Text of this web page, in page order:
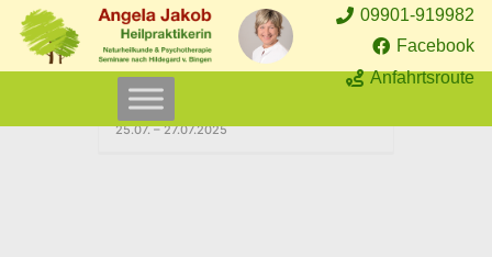
09901-919982
Facebook
Anfahrtsroute
Home
Wochenendseminar
Wochenendseminar: Sehnsucht nach dem
heilen Leben „Die Seele und ihr Zelt“ vom
25.07. – 27.07.2025